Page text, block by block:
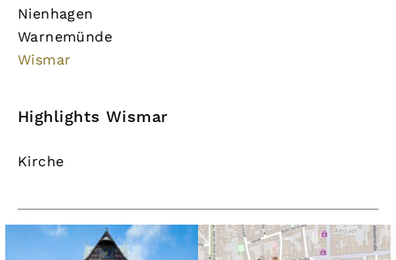
Nienhagen
Warnemünde
Wismar
Highlights Wismar
Kirche